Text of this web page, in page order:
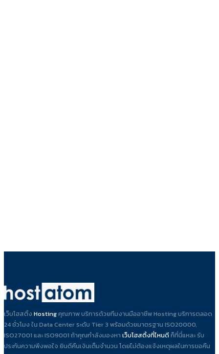
เว็บโฮสติ้ง Hostingคุณภาพ บริการด้วยทีมงานมืออาชีพ Hosting บริการตลอด
24 ชั่วโมง ใน Data Center ระดับ Tier 3 พร้อมด้วยมาตรฐาน ISO20000,
ISO27001 และ ISO9001 ถ้าคุณกำลังมองหา เว็บโฮสติ้งที่ไหนดีก็ที่นี่แหละ รับ
ประกันความพึงพอใจ ยินดีคืนเงินเต็มจำนวน โดยไม่ต้องแจ้งเหตุผลในการขอคืน